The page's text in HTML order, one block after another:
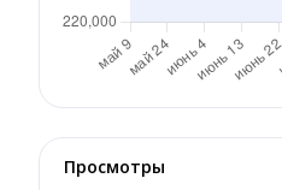
Просмотры